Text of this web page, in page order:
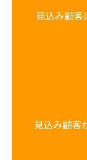
見込み顧
見込み顧客